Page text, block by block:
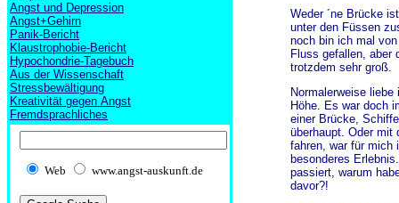
Angst und Depression
Angst+Gehirn
Panik-Bericht
Klaustrophobie-Bericht
Hypochondrie-Tagebuch
Aus der Wissenschaft
Stressbewältigung
Kreativität gegen Angst
Fremdsprachliches
Web www.angst-auskunft.de
Weder ´ne Brücke
unter den Füssen
noch bin ich mal
Fluss gefallen, aber
trotzdem sehr groß.
Normalerweise
Höhe. Es war doch
einer Brücke,
überhaupt. Oder mit
fahren, war für mich
besonderes
passiert, warum
davor?!